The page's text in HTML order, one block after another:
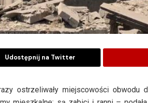
Udostępnij na Twitter
ostrzeliwały miejscowości obwodu